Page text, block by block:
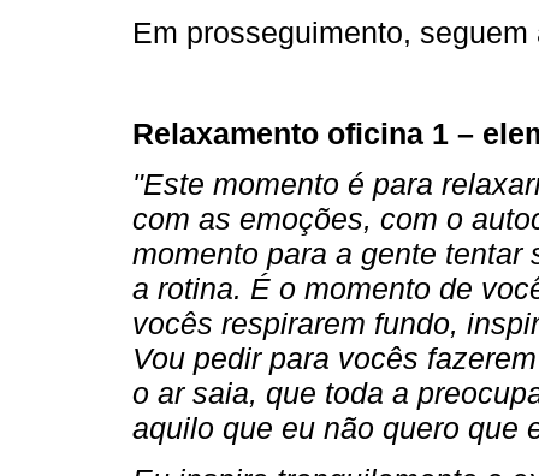
Em prosseguimento,
Relaxamento oficina 1 –
"Este momento é para
com as emoções, com o
momento para a gente
a rotina. É o momento de
vocês respirarem fundo,
Vou pedir para vocês
o ar saia, que toda a
aquilo que eu não quero que